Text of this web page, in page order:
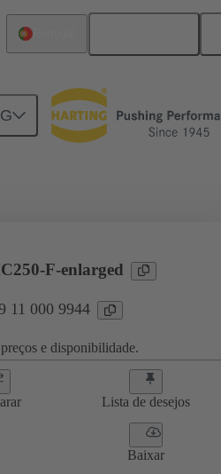
Produtos Han® HPR Single Pole
F-enlarged
11 000 9944
e disponibilidade.
Lista de desejos
Baixar